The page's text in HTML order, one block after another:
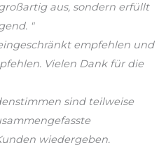
aus, sondern erfüllt
"
empfehlen und
Vielen Dank für die
sind teilweise
wiedergeben.